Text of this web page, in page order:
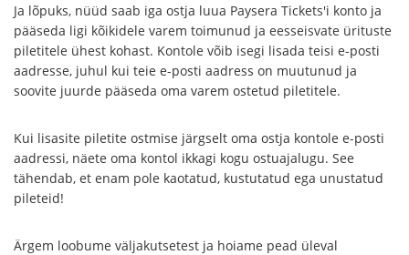
Ja lõpuks, nüüd saab iga ostja luua Paysera Tickets'i konto ja
pääseda ligi kõikidele varem toimunud ja eesseisvate ürituste
piletitele ühest kohast. Kontole võib isegi lisada teisi e-posti
aadresse, juhul kui teie e-posti aadress on muutunud ja
soovite juurde pääseda oma varem ostetud piletitele.
Kui lisasite piletite ostmise järgselt oma ostja kontole e-posti
aadressi, näete oma kontol ikkagi kogu ostuajalugu. See
tähendab, et enam pole kaotatud, kustutatud ega unustatud
pileteid!
Ärgem loobume väljakutsetest ja hoiame pead üleval